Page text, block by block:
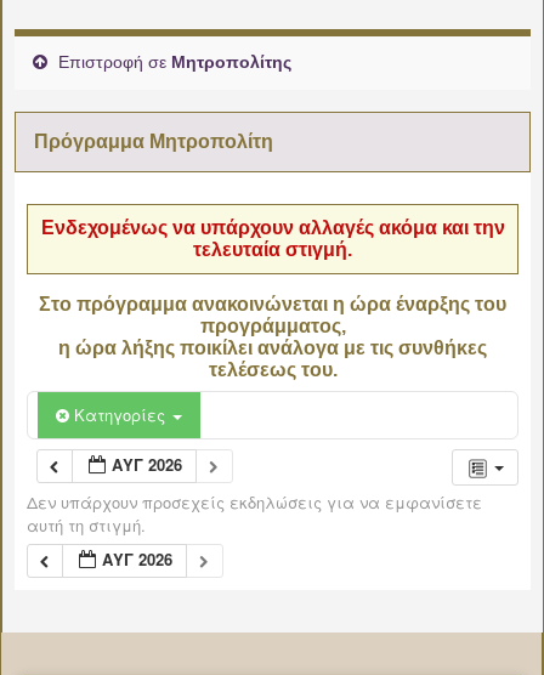
Επιστροφή σε Μητροπολίτης
Πρόγραμμα Μητροπολίτη
Ενδεχομένως να υπάρχουν αλλαγές ακόμα και την
τελευταία στιγμή.
Στο πρόγραμμα ανακοινώνεται η ώρα έναρξης του
προγράμματος,
η ώρα λήξης ποικίλει ανάλογα με τις συνθήκες
τελέσεως του.
Κατηγορίες
ΑΥΓ 2026
Δεν υπάρχουν προσεχείς εκδηλώσεις για να εμφανίσετε
αυτή τη στιγμή.
ΑΥΓ 2026